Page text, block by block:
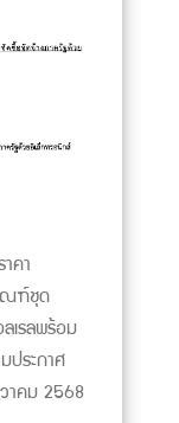
คา
ณฑ์ชุด
เรลพร้อม
ประกาศ
าคม 2568